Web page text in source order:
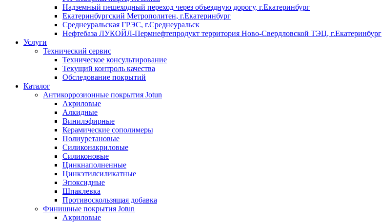
Надземный пешеходный переход через объездную дорогу, г.Екатеринбург
Екатеринбургский Метрополитен, г.Екатеринбург
Среднеуральская ГРЭС, г.Среднеуральск
Нефтебаза ЛУКОЙЛ-Пермнефтепродукт территория Ново-Свердловской ТЭЦ, г.Екатеринбург
Услуги
Технический сервис
Техническое консультирование
Текущий контроль качества
Обследование покрытий
Каталог
Антикоррозионные покрытия Jotun
Акриловые
Алкидные
Винилэфирные
Керамические сополимеры
Полиуретановые
Силиконакриловые
Силиконовые
Цинкнаполненные
Цинкэтилсиликатные
Эпоксидные
Шпаклевка
Противоскользящая добавка
Финишные покрытия Jotun
Акриловые